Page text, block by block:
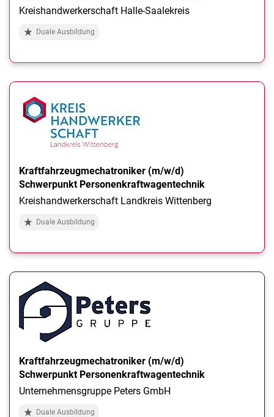
Kreishandwerkerschaft Halle-Saalekreis
Duale Ausbildung
Kraftfahrzeugmechatroniker (m/w/d)
Schwerpunkt Personenkraftwagentechnik
Kreishandwerkerschaft Landkreis Wittenberg
Duale Ausbildung
Kraftfahrzeugmechatroniker (m/w/d)
Schwerpunkt Personenkraftwagentechnik
Unternehmensgruppe Peters GmbH
Duale Ausbildung